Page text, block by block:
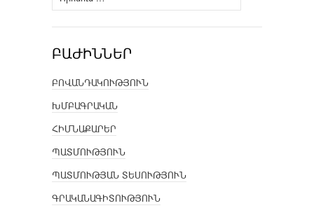
ԲԱԺԻՆՆԵՐ
ԲՈՎԱՆԴԱԿՈՒԹՅՈՒՆ
ԽՄԲԱԳՐԱԿԱՆ
ՀԻՄՆԱՔԱՐԵՐ
ՊԱՏՄՈՒԹՅՈՒՆ
ՊԱՏՄՈՒԹՅԱՆ ՏԵՍՈՒԹՅՈՒՆ
ԳՐԱԿԱՆԱԳԻՏՈՒԹՅՈՒՆ